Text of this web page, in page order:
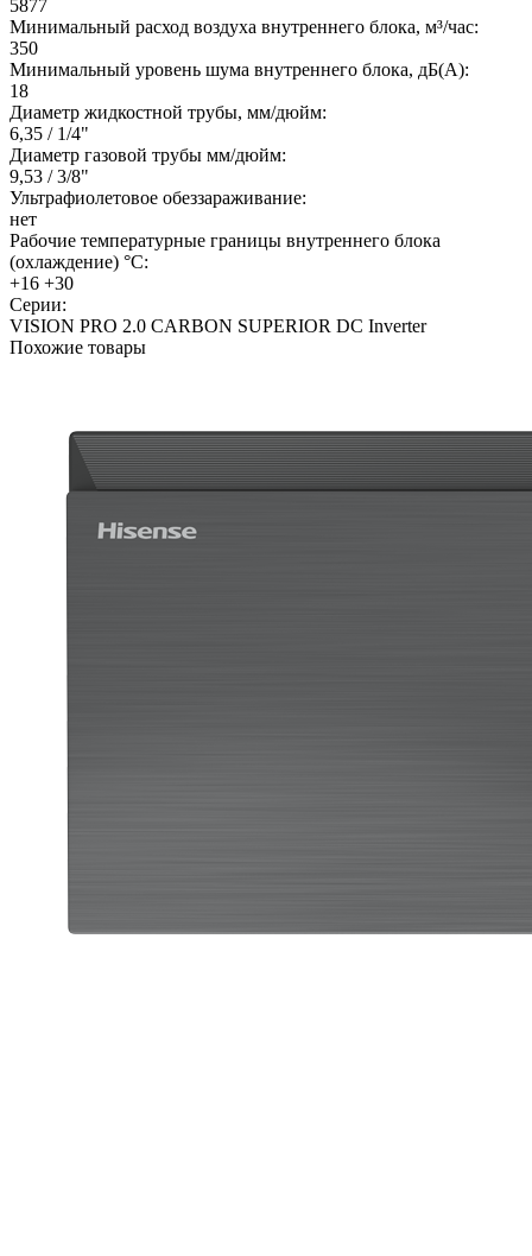
5877
Минимальный расход воздуха внутреннего блока, м³/час:
350
Минимальный уровень шума внутреннего блока, дБ(А):
18
Диаметр жидкостной трубы, мм/дюйм:
6,35 / 1/4"
Диаметр газовой трубы мм/дюйм:
9,53 / 3/8"
Ультрафиолетовое обеззараживание:
нет
Рабочие температурные границы внутреннего блока
(охлаждение) °C:
+16 +30
Серии:
VISION PRO 2.0 CARBON SUPERIOR DC Inverter
Похожие товары